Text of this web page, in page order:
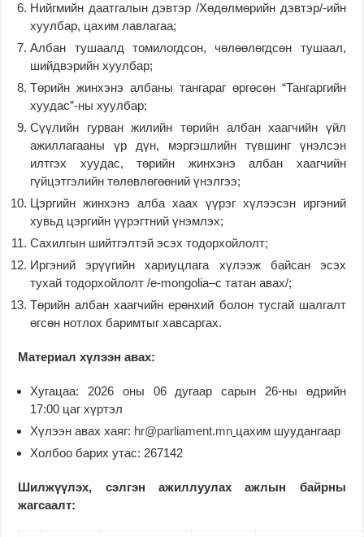
Нийгмийн даатгалын дэвтэр /Хөдөлмөрийн дэвтэр/-ийн
хуулбар, цахим лавлагаа;
Албан тушаалд томилогдсон, чөлөөлөгдсөн тушаал,
шийдвэрийн хуулбар;
Төрийн жинхэнэ албаны тангараг өргөсөн “Тангаргийн
хуудас”-ны хуулбар;
Сүүлийн гурван жилийн төрийн албан хаагчийн үйл
ажиллагааны үр дүн, мэргэшлийн түвшинг үнэлсэн
илтгэх хуудас, төрийн жинхэнэ албан хаагчийн
гүйцэтгэлийн төлөвлөгөөний үнэлгээ;
Цэргийн жинхэнэ алба хаах үүрэг хүлээсэн иргэний
хувьд цэргийн үүрэгтний үнэмлэх;
Сахилгын шийтгэлтэй эсэх тодорхойлолт;
Иргэний эрүүгийн хариуцлага хүлээж байсан эсэх
тухай тодорхойлолт /e-mongolia–с татан авах/;
Төрийн албан хаагчийн ерөнхий болон тусгай шалгалт
өгсөн нотлох баримтыг хавсаргах.
Материал хүлээн авах:
Хугацаа: 2026 оны 06 дугаар сарын 26-ны өдрийн
17:00 цаг хүртэл
Хүлээн авах хаяг: hr@parliament.mn цахим шуудангаар
Холбоо барих утас: 267142
Шилжүүлэх, сэлгэн ажиллуулахажлын байрны
жагсаалт: